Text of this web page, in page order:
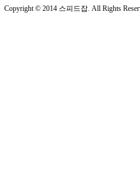
Copyright © 2014 스피드잡. All Rights